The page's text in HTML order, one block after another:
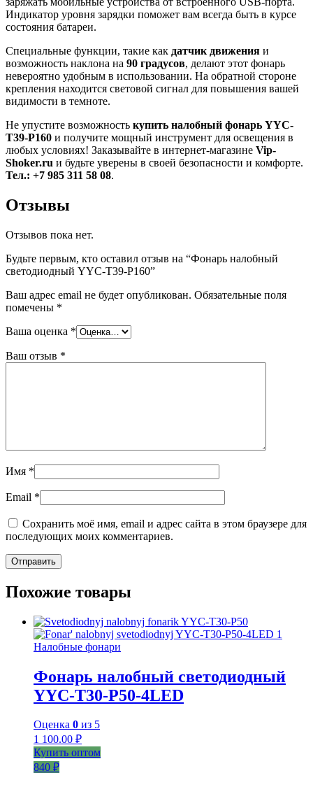
Индикатор уровня зарядки поможет вам всегда быть в курсе
состояния батареи.
Специальные функции, такие как датчик движения и
возможность наклона на 90 градусов, делают этот фонарь
невероятно удобным в использовании. На обратной стороне
крепления находится световой сигнал для повышения вашей
видимости в темноте.
Не упустите возможность купить налобный фонарь YYC-
T39-P160 и получите мощный инструмент для освещения в
любых условиях! Заказывайте в интернет-магазине Vip-
Shoker.ru и будьте уверены в своей безопасности и комфорте.
Тел.: +7 985 311 58 08.
Отзывы
Отзывов пока нет.
Будьте первым, кто оставил отзыв на “Фонарь налобный
светодиодный YYC-T39-P160”
Ваш адрес email не будет опубликован. Обязательные поля
помечены *
Ваша оценка *
Ваш отзыв *
Имя *
Email *
Сохранить моё имя, email и адрес сайта в этом браузере для
последующих моих комментариев.
Похожие товары
Налобные фонари
Фонарь налобный светодиодный
YYC-T30-P50-4LED
Оценка 0 из 5
1 100.00 ₽
Купить оптом
840 ₽